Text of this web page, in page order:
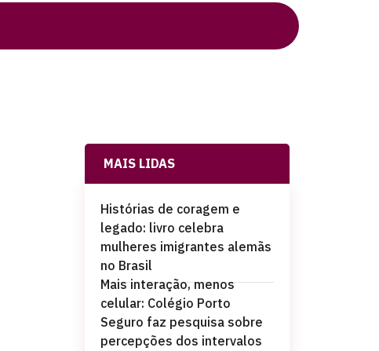
MAIS LIDAS
Histórias de coragem e
legado: livro celebra
mulheres imigrantes alemãs
no Brasil
Mais interação, menos
celular: Colégio Porto
Seguro faz pesquisa sobre
percepções dos intervalos